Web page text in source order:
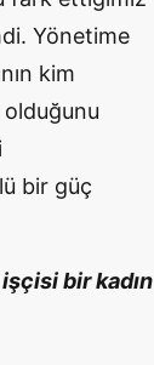
Yönetime
kim
bir güç
bir kadın